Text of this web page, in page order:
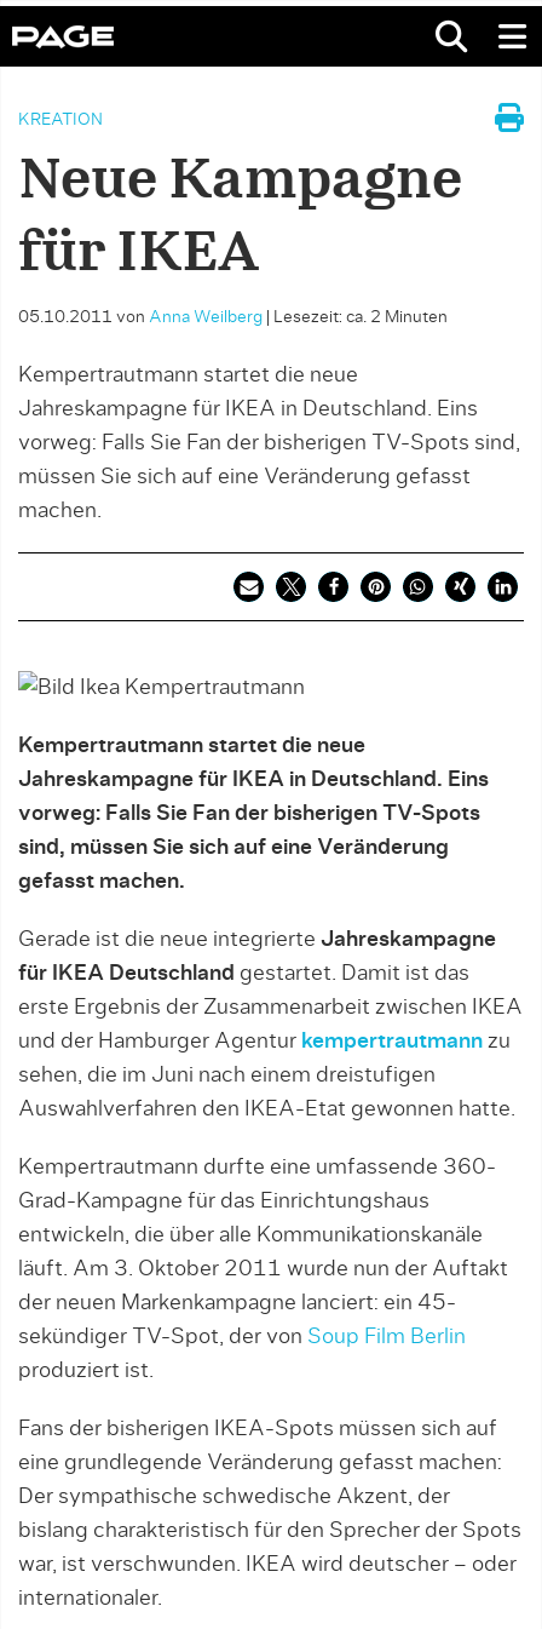
KREATION
Neue Kampagne
für IKEA
05.10.2011 von Anna Weilberg Lesezeit: ca. 2 Minuten
Kempertrautmann startet die neue
Jahreskampagne für IKEA in Deutschland. Eins
vorweg: Falls Sie Fan der bisherigen TV-Spots sind,
müssen Sie sich auf eine Veränderung gefasst
machen.
Kempertrautmann startet die neue
Jahreskampagne für IKEA in Deutschland. Eins
vorweg: Falls Sie Fan der bisherigen TV-Spots
sind, müssen Sie sich auf eine Veränderung
gefasst machen.
Gerade ist die neue integrierte Jahreskampagne
für IKEA Deutschland gestartet. Damit ist das
erste Ergebnis der Zusammenarbeit zwischen IKEA
und der Hamburger Agentur kempertrautmann zu
sehen, die im Juni nach einem dreistufigen
Auswahlverfahren den IKEA-Etat gewonnen hatte.
Kempertrautmann durfte eine umfassende 360-
Grad-Kampagne für das Einrichtungshaus
entwickeln, die über alle Kommunikationskanäle
läuft. Am 3. Oktober 2011 wurde nun der Auftakt
der neuen Markenkampagne lanciert: ein 45-
sekündiger TV-Spot, der von Soup Film Berlin
produziert ist.
Fans der bisherigen IKEA-Spots müssen sich auf
eine grundlegende Veränderung gefasst machen:
Der sympathische schwedische Akzent, der
bislang charakteristisch für den Sprecher der Spots
war, ist verschwunden. IKEA wird deutscher – oder
internationaler.